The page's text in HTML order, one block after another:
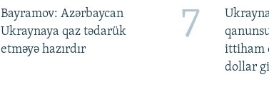
Bayramov: Azərbaycan
Ukraynaya qaz tədarük
etməyə hazırdır
7
ittiham
dollar